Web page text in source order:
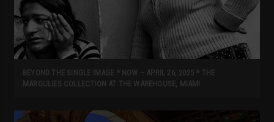
BEYOND THE SINGLE IMAGE * NOW – APRIL 26, 2025 * THE
MARGULIES COLLECTION AT THE WAREHOUSE, MIAMI